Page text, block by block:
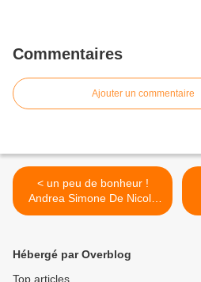
Commentaires
Ajouter un commentaire
< un peu de bonheur !
Andrea Simone De Nicolò
14 ans
Hébergé par Overblog
Top articles